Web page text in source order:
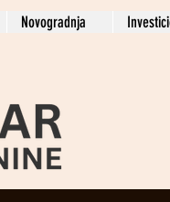
Novogradnja